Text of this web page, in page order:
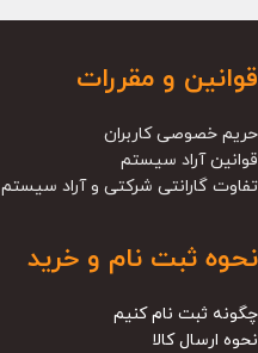
قوانین و مقررات
حریم خصوصی کاربران
قوانین آراد سیستم
تفاوت گارانتی شرکتی و آراد سیستم
نحوه ثبت نام و خرید
چگونه ثبت نام کنیم
نحوه ارسال کالا